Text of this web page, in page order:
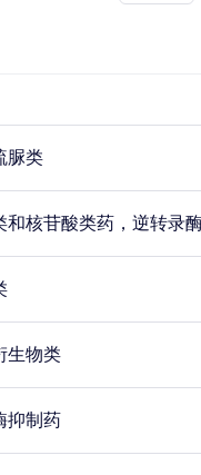
脲类
和核苷酸类药，逆转录
生物类
抑制药